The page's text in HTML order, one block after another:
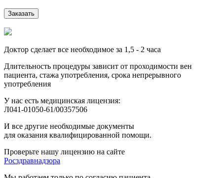
Заказать
Доктор сделает все необходимое за 1,5 - 2 часа
Длительность процедуры зависит от проходимости вен
пациента, стажа употребления, срока непрерывного
употребления
У нас есть медицинская лицензия:
Л041-01050-61/00357506
И все другие необходимые документы
для оказания квалифицированной помощи.
Проверьте нашу лицензию на сайте
Росздравнадзора